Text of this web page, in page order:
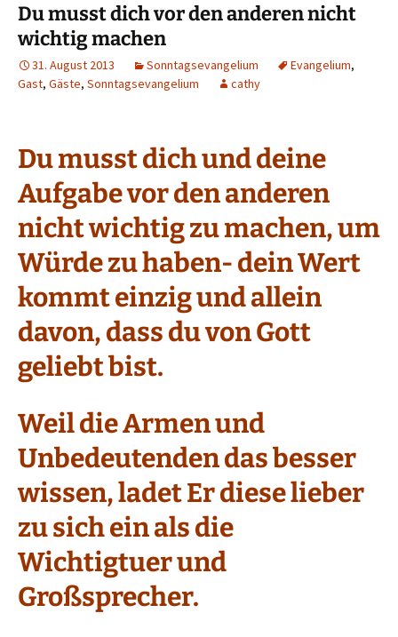
Du musst dich vor den anderen nicht
wichtig machen
31. August 2013 Sonntagsevangelium Evangelium,
Gast, Gäste, Sonntagsevangelium cathy
Du musst dich und deine
Aufgabe vor den anderen
nicht wichtig zu machen, um
Würde zu haben- dein Wert
kommt einzig und allein
davon, dass du von Gott
geliebt bist.
Weil die Armen und
Unbedeutenden das besser
wissen, ladet Er diese lieber
zu sich ein als die
Wichtigtuer und
Großsprecher.